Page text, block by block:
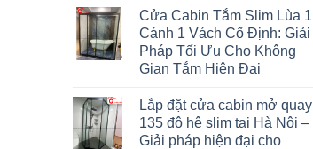
Cửa Cabin Tắm Slim Lùa 1
Cánh 1 Vách Cố Định: Giải
Pháp Tối Ưu Cho Không
Gian Tắm Hiện Đại
Lắp đặt cửa cabin mở quay
135 độ hệ slim tại Hà Nội –
Giải pháp hiện đại cho